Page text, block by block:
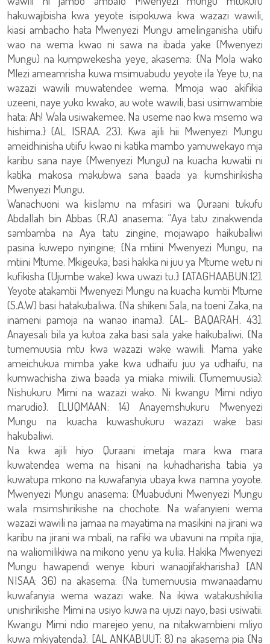
hakuwajibisha kwa yeyote isipokuwa kwa wazazi wawili,
kiasi ambacho hata Mwenyezi Mungu amelinganisha utiifu
wao na wema kwao ni sawa na ibada yake (Mwenyezi
Mungu) na kumpwekesha yeye, akasema: {Na Mola wako
Mlezi ameamrisha kuwa msimuabudu yeyote ila Yeye tu, na
wazazi wawili muwatendee wema. Mmoja wao akifikia
uzeeni, naye yuko kwako, au wote wawili, basi usimwambie
hata: Ah! Wala usiwakemee. Na useme nao kwa msemo wa
hishima.} (AL ISRAA. 23). Kwa ajili hii Mwenyezi Mungu
ameidhinisha utiifu kwao ni katika mambo yamuwekayo mja
karibu sana naye (Mwenyezi Mungu) na kuacha kuwatii ni
katika makosa makubwa sana baada ya kumshirikisha
Mwenyezi Mungu.
Wanachuoni wa kiislamu na mfasiri wa Quraani tukufu
Abdallah bin Abbas (R.A) anasema: “Aya tatu zinakwenda
sambamba na Aya tatu zingine, mojawapo haikubaliwi
pasina kuwepo nyingine; {Na mtiini Mwenyezi Mungu, na
mtiini Mtume. Mkigeuka, basi hakika ni juu ya Mtume wetu ni
kufikisha (Ujumbe wake) kwa uwazi tu.} [ATAGHAABUN.12].
Yeyote atakamtii Mwenyezi Mungu na kuacha kumtii Mtume
(S.A.W) basi hatakubaliwa. {Na shikeni Sala, na toeni Zaka, na
inameni pamoja na wanao inama}. [AL- BAQARAH. 43].
Anayesali bila ya kutoa zaka basi sala yake haikubaliwi. {Na
tumemuusia mtu kwa wazazi wake wawili. Mama yake
ameichukua mimba yake kwa udhaifu juu ya udhaifu, na
kumwachisha ziwa baada ya miaka miwili. (Tumemuusia):
Nishukuru Mimi na wazazi wako. Ni kwangu Mimi ndiyo
marudio}. [LUQMAAN: 14) Anayemshukuru Mwenyezi
Mungu na kuacha kuwashukuru wazazi wake basi
hakubaliwi.
Na kwa ajili hiyo Quraani imetaja mara kwa mara
kuwatendea wema na hisani na kuhadharisha tabia ya
kuwatupa mkono na kuwafanyia ubaya kwa namna yoyote.
Mwenyezi Mungu anasema: {Muabuduni Mwenyezi Mungu
wala msimshirikishe na chochote. Na wafanyieni wema
wazazi wawili na jamaa na mayatima na masikini na jirani wa
karibu na jirani wa mbali, na rafiki wa ubavuni na mpita njia,
na waliomilikiwa na mikono yenu ya kulia. Hakika Mwenyezi
Mungu hawapendi wenye kiburi wanaojifakharisha} [AN
NISAA: 36) na akasema: {Na tumemuusia mwanaadamu
kuwafanyia wema wazazi wake. Na ikiwa watakushikilia
unishirikishe Mimi na usiyo kuwa na ujuzi nayo, basi usiwatii.
Kwangu Mimi ndio marejeo yenu, na nitakwambieni mliyo
kuwa mkiyatenda}. [AL ANKABUUT: 8) na akasema pia {Na